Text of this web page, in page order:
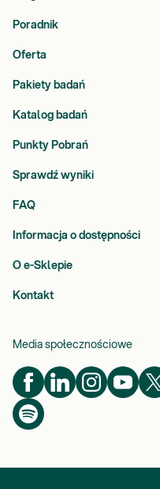
Poradnik
Oferta
Pakiety badań
Katalog badań
Punkty Pobrań
Sprawdź wyniki
FAQ
Informacja o dostępności
O e-Sklepie
Kontakt
Media społecznościowe